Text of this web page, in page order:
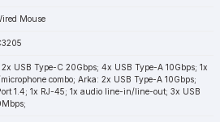
Mouse
USB Type-C 20Gbps; 4x USB Type-A 10Gbps; 1x
combo; Arka: 2x USB Type-A 10Gbps;
1.4; 1x RJ-45; 1x audio line-in/line-out; 3x USB